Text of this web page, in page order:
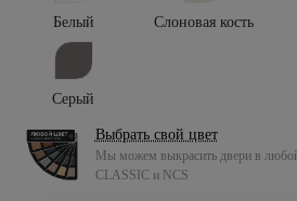
Белый Слоновая кость
Серый
Выбрать свой цвет
Мы можем выкрасить двери в
CLASSIC и NCS